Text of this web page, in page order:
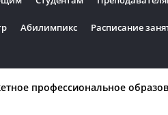
Абилимпикс Расписание
профессиональное